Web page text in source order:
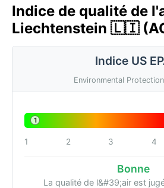
Indice de qualité de
Liechtenstein 🇱🇮
Indice US
Environmental
1
1 2 3 4
Bonne
La qualité de l&#39;air est